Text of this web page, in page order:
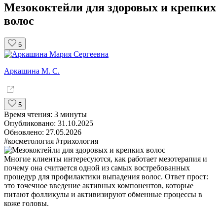
Мезококтейли для здоровых и крепких
волос
5
Аркашина М. С.
5
Время чтения: 3 минуты
Опубликовано: 31.10.2025
Обновлено: 27.05.2026
#косметология #трихология
Многие клиенты интересуются, как работает мезотерапия и
почему она считается одной из самых востребованных
процедур для профилактики выпадения волос. Ответ прост:
это точечное введение активных компонентов, которые
питают фолликулы и активизируют обменные процессы в
коже головы.